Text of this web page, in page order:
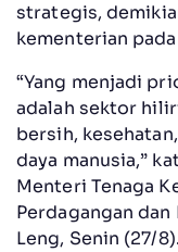
strategis,
kementerian
“Yang menjadi
adalah sektor
bersih,
daya manusia,”
Menteri Tenaga
Perdagangan
Leng, Senin (27/8).